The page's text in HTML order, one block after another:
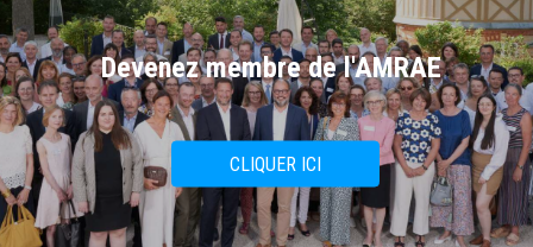
Devenez membre de l'AMRAE
CLIQUER ICI